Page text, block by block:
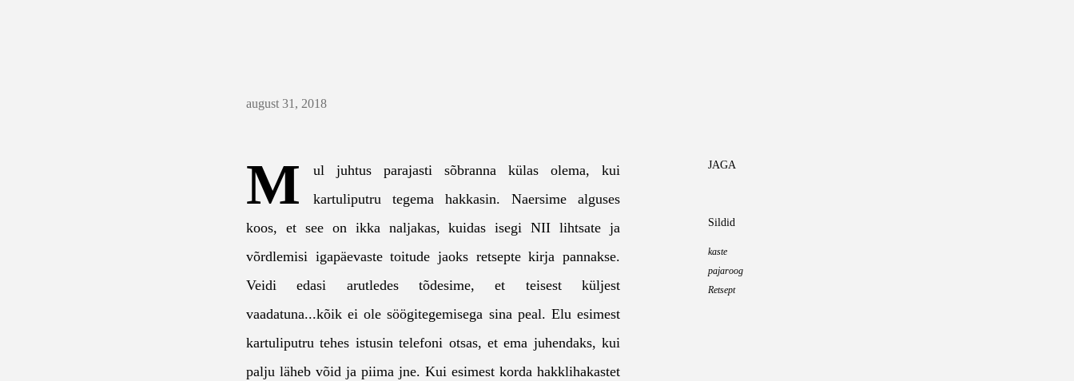
august 31, 2018
M
ul juhtus parajasti sõbranna külas olema, kui
kartuliputru tegema hakkasin. Naersime alguses
koos, et see on ikka naljakas, kuidas isegi NII lihtsate ja
võrdlemisi igapäevaste toitude jaoks retsepte kirja pannakse.
Veidi edasi arutledes tõdesime, et teisest küljest
vaadatuna...kõik ei ole söögitegemisega sina peal. Elu esimest
kartuliputru tehes istusin telefoni otsas, et ema juhendaks, kui
palju läheb võid ja piima jne. Kui esimest korda hakklihakastet
JAGA
Sildid
kaste
pajaroog
Retsept